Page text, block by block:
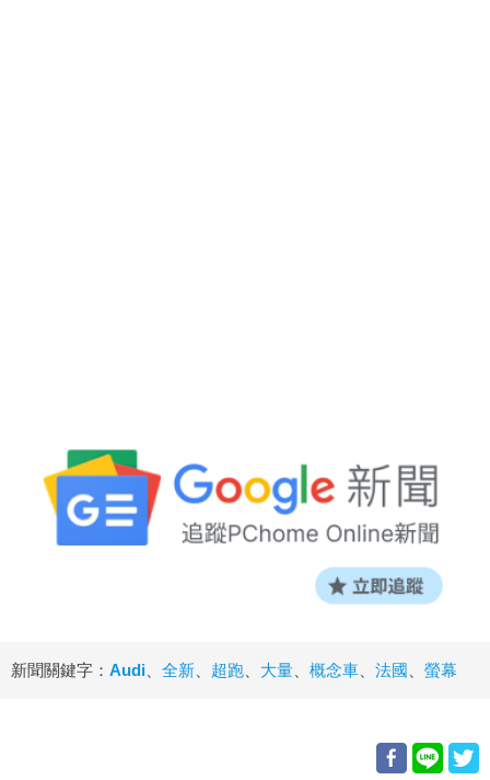
新聞關鍵字： Audi 全新 超跑 大量 概念車 法國 螢幕